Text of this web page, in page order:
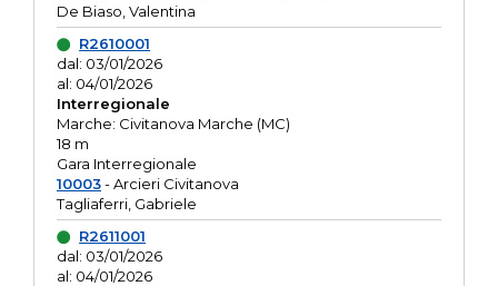
De Biaso, Valentina
R2610001
dal: 03/01/2026
al: 04/01/2026
Interregionale
Marche: Civitanova Marche (MC)
18 m
Gara Interregionale
10003- Arcieri Civitanova
Tagliaferri, Gabriele
R2611001
dal: 03/01/2026
al: 04/01/2026